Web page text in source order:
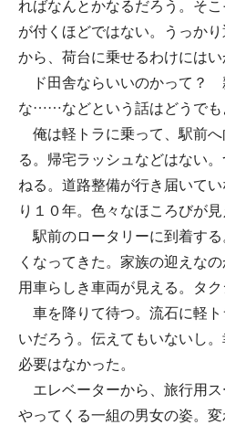
ればなんとかなるだろう。そ
が付くほどではない。うっか
から、荷台に乗せるわけにはい
ド田舎ならいいのかって？
な……などという話はどうでも
俺は軽トラに乗って、駅前へ
る。帰宅ラッシュなどはない
ねる。道路整備が行き届いて
り１０年。色々なほころびが見
駅前のロータリーに到着す
くなってきた。家族の迎えな
用車らしき車両が見える。タク
車を降りて待つ。流石に軽ト
いだろう。伝えてもいないし
必要はなかった。
エレベーターから、旅行用ス
やってくる一組の男女の姿。